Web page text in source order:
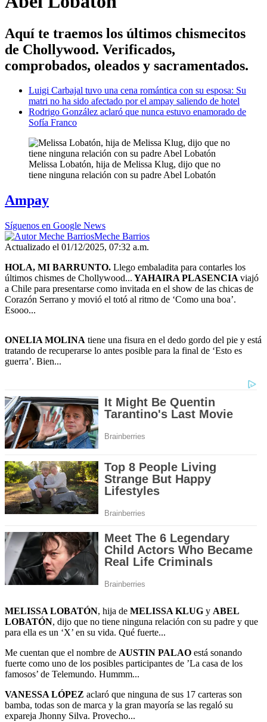
Aquí te traemos los últimos chismecitos
de Chollywood. Verificados,
comprobados, oleados y sacramentados.
Luigi Carbajal tuvo una cena romántica con su esposa: Su
matri no ha sido afectado por el ampay saliendo de hotel
Rodrigo González aclaró que nunca estuvo enamorado de
Sofía Franco
Melissa Lobatón, hija de Melissa Klug, dijo que no
tiene ninguna relación con su padre Abel Lobatón
Ampay
Síguenos en Google News
Meche Barrios
Actualizado el 01/12/2025, 07:32 a.m.
HOLA, MI BARRUNTO. Llego embaladita para contarles los
últimos chismes de Chollywood... YAHAIRA PLASENCIA viajó
a Chile para presentarse como invitada en el show de las chicas de
Corazón Serrano y movió el totó al ritmo de ‘Como una boa’.
Esooo...
ONELIA MOLINA tiene una fisura en el dedo gordo del pie y está
tratando de recuperarse lo antes posible para la final de ‘Esto es
guerra’. Bien...
MELISSA LOBATÓN, hija de MELISSA KLUG y ABEL
LOBATÓN, dijo que no tiene ninguna relación con su padre y que
para ella es un ‘X’ en su vida. Qué fuerte...
Me cuentan que el nombre de AUSTIN PALAO está sonando
fuerte como uno de los posibles participantes de ’La casa de los
famosos’ de Telemundo. Hummm...
VANESSA LÓPEZ aclaró que ninguna de sus 17 carteras son
bamba, todas son de marca y la gran mayoría se las regaló su
expareja Jhonny Silva. Provecho...